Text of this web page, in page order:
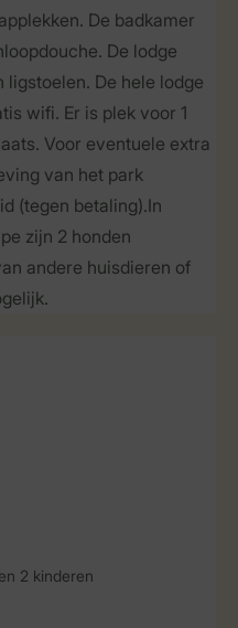
De badkamer
De lodge
ligstoelen. De hele lodge
wifi. Er is plek voor 1
Voor eventuele extra
van het park
(tegen betaling).In
zijn 2 honden
andere huisdieren of
2 kinderen